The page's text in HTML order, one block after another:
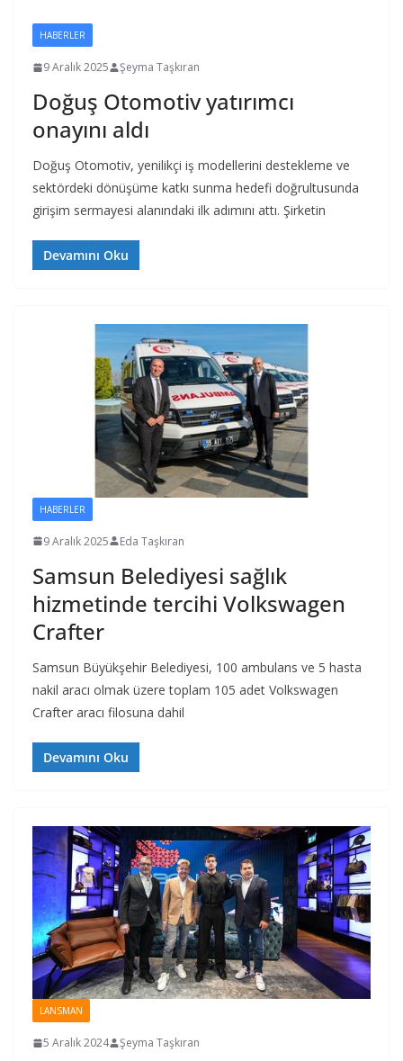
HABERLER
9 Aralık 2025 Şeyma Taşkıran
Doğuş Otomotiv yatırımcı
onayını aldı
Doğuş Otomotiv, yenilikçi iş modellerini destekleme ve
sektördeki dönüşüme katkı sunma hedefi doğrultusunda
girişim sermayesi alanındaki ilk adımını attı. Şirketin
Devamını Oku
HABERLER
9 Aralık 2025 Eda Taşkıran
Samsun Belediyesi sağlık
hizmetinde tercihi Volkswagen
Crafter
Samsun Büyükşehir Belediyesi, 100 ambulans ve 5 hasta
nakil aracı olmak üzere toplam 105 adet Volkswagen
Crafter aracı filosuna dahil
Devamını Oku
LANSMAN
5 Aralık 2024 Şeyma Taşkıran